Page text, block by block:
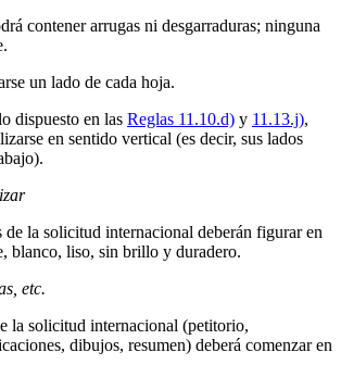
contener arrugas ni desgarraduras; ninguna
un lado de cada hoja.
dispuesto en las Reglas 11.10.d) y 11.13.j),
en sentido vertical (es decir, sus lados
de la solicitud internacional deberán figurar en
blanco, liso, sin brillo y duradero.
etc.
la solicitud internacional (petitorio,
dibujos, resumen) deberá comenzar en